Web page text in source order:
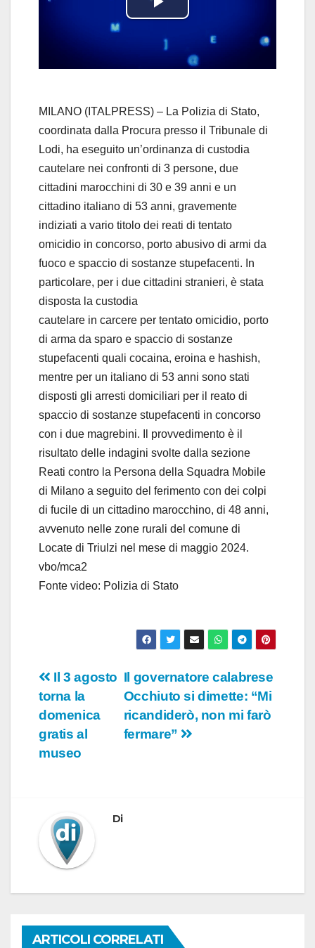
P
l
y
V
i
d
e
o
MILANO (ITALPRESS) – La Polizia di Stato,
coordinata dalla Procura presso il Tribunale di
Lodi, ha eseguito un’ordinanza di custodia
cautelare nei confronti di 3 persone, due
cittadini marocchini di 30 e 39 anni e un
cittadino italiano di 53 anni, gravemente
indiziati a vario titolo dei reati di tentato
omicidio in concorso, porto abusivo di armi da
fuoco e spaccio di sostanze stupefacenti. In
particolare, per i due cittadini stranieri, è stata
disposta la custodia
cautelare in carcere per tentato omicidio, porto
di arma da sparo e spaccio di sostanze
stupefacenti quali cocaina, eroina e hashish,
mentre per un italiano di 53 anni sono stati
disposti gli arresti domiciliari per il reato di
spaccio di sostanze stupefacenti in concorso
con i due magrebini. Il provvedimento è il
risultato delle indagini svolte dalla sezione
Reati contro la Persona della Squadra Mobile
di Milano a seguito del ferimento con dei colpi
di fucile di un cittadino marocchino, di 48 anni,
avvenuto nelle zone rurali del comune di
Locate di Triulzi nel mese di maggio 2024.
vbo/mca2
Fonte video: Polizia di Stato
Navigazione
articoli
Il governatore calabrese
Occhiuto si dimette: “Mi
ricandiderò, non mi farò
fermare”
Il 3 agosto
torna la
domenica
gratis al
museo
Di
ARTICOLI CORRELATI